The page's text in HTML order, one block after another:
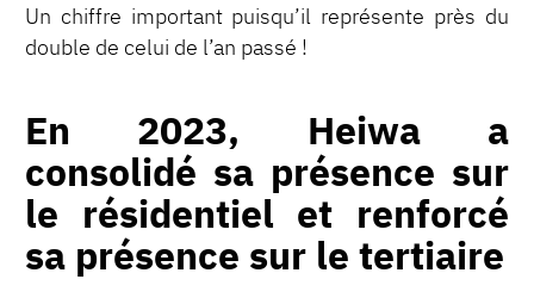
Un chiffre important puisqu’il représente près du
double de celui de l’an passé !
En 2023, Heiwa a
consolidé sa présence sur
le résidentiel et renforcé
sa présence sur le tertiaire